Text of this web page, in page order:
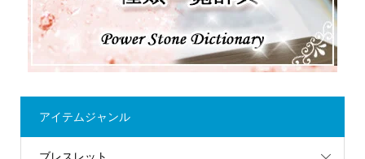
アイテムジャンル
ブレスレット